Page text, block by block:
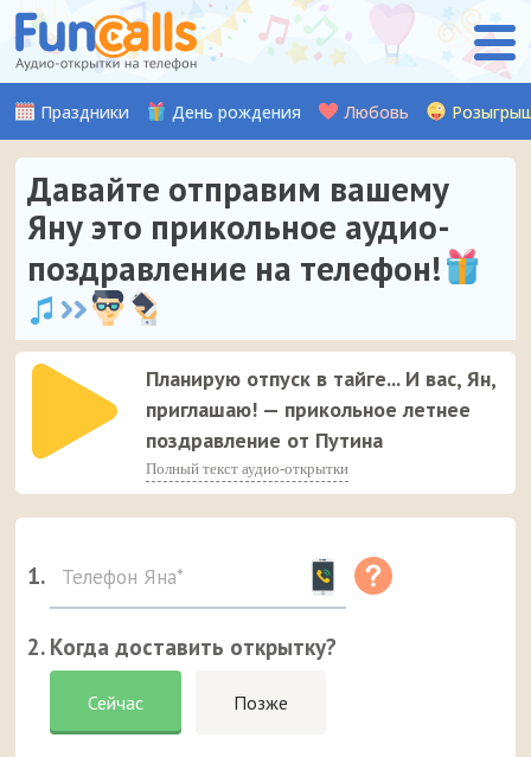
Праздники День рождения Любовь
Давайте отправим вашему
Яну это прикольное аудио-
поздравление на телефон!
Планирую отпуск в тайге... И вас, Ян,
приглашаю! — прикольное летнее
поздравление от Путина
Полный текст аудио-открытки
1.
2. Когда доставить открытку?
Сейчас Позже